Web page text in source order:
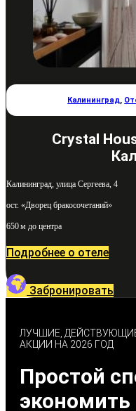
Калининград,
Crystal
Калининград, улица Сергеева, 4
ост. «Дворец бракосочетаний»
650 м до центра
Подробнее о отеле
Забронировать
ЛУЧШИЕ,
АКЦИИ НА 2026 ГОД
Простой
экономить